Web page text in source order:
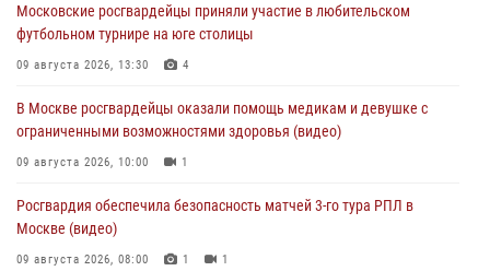
Московские росгвардейцы приняли участие в любительском
футбольном турнире на юге столицы
09 августа 2026, 13:30 4
В Москве росгвардейцы оказали помощь медикам и девушке с
ограниченными возможностями здоровья (видео)
09 августа 2026, 10:00 1
Росгвардия обеспечила безопасность матчей 3-го тура РПЛ в
Москве (видео)
09 августа 2026, 08:00 1 1